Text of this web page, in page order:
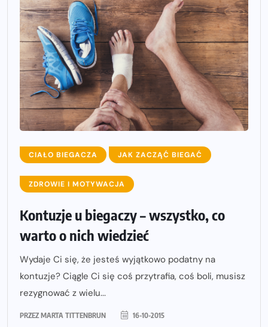
CIAŁO BIEGACZA JAK ZACZĄĆ BIEGAĆ
ZDROWIE I MOTYWACJA
Kontuzje u biegaczy – wszystko, co
warto o nich wiedzieć
Wydaje Ci się, że jesteś wyjątkowo podatny na
kontuzje? Ciągle Ci się coś przytrafia, coś boli, musisz
rezygnować z wielu...
PRZEZ MARTA TITTENBRUN 16-10-2015